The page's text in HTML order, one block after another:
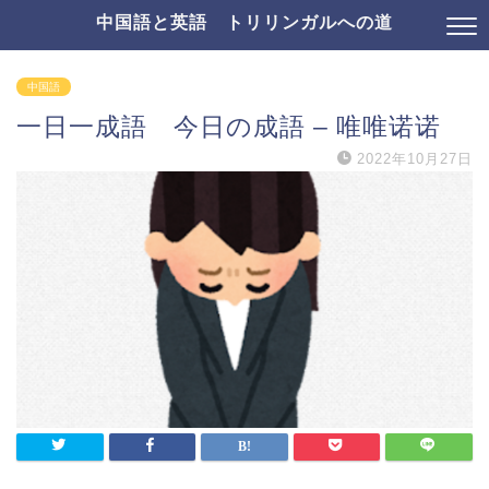
中国語と英語 トリリンガルへの道
中国語
一日一成語 今日の成語 – 唯唯诺诺
2022年10月27日